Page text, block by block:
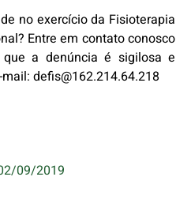
no exercício da Fisioterapia
Entre em contato conosco
a denúncia é sigilosa e
defis@162.214.64.218
09/2019